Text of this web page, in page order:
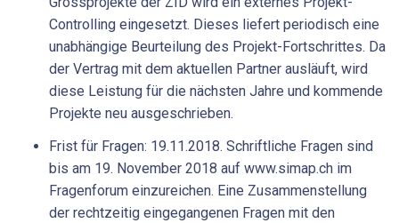
Controlling eingesetzt. Dieses liefert periodisch eine
unabhängige Beurteilung des Projekt-Fortschrittes. Da
der Vertrag mit dem aktuellen Partner ausläuft, wird
diese Leistung für die nächsten Jahre und kommende
Projekte neu ausgeschrieben.
Frist für Fragen: 19.11.2018. Schriftliche Fragen sind
bis am 19. November 2018 auf www.simap.ch im
Fragenforum einzureichen. Eine Zusammenstellung
der rechtzeitig eingegangenen Fragen mit den